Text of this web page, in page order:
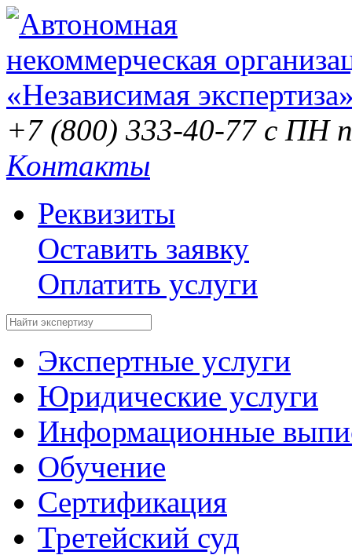
+7 (800) 333-40-77 с ПН
Контакты
Реквизиты
Оставить заявку
Оплатить услуги
Экспертные услуги
Юридические услуги
Информационные
Обучение
Сертификация
Третейский суд